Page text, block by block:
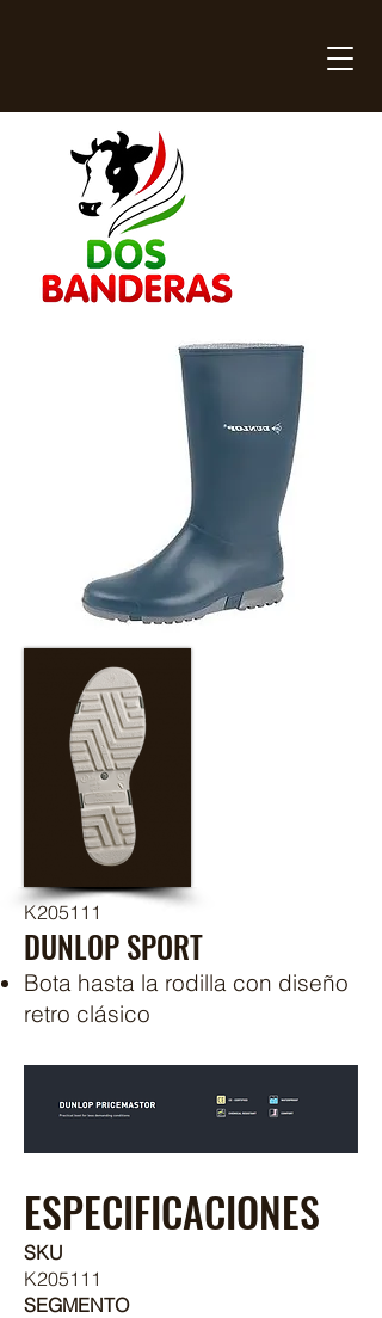
K205111
DUNLOP SPORT
Bota hasta la rodilla con diseño
retro clásico
ESPECIFICACIONES
SKU
K205111
SEGMENTO